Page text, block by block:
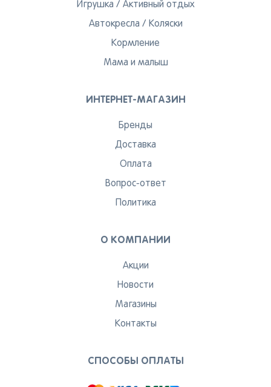
Игрушка / Активный отдых
Автокресла / Коляски
Кормление
Мама и малыш
ИНТЕРНЕТ-МАГАЗИН
Бренды
Доставка
Оплата
Вопрос-ответ
Политика
О КОМПАНИИ
Акции
Новости
Магазины
Контакты
СПОСОБЫ ОПЛАТЫ